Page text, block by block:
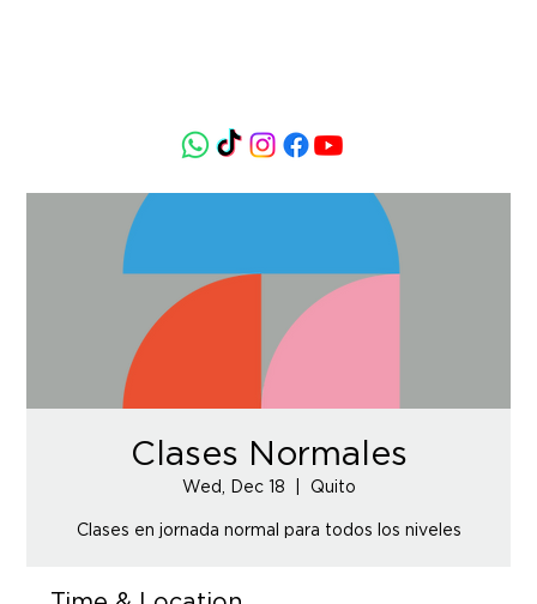
Clases Normales
Wed, Dec 18 Quito
Clases en jornada normal para todos los niveles